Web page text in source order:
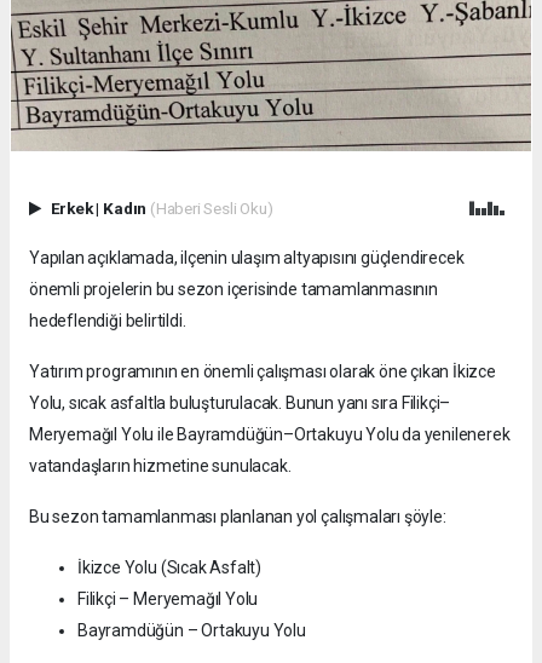
Erkek| Kadın (Haberi Sesli Oku)
Yapılan açıklamada, ilçenin ulaşım altyapısını güçlendirecek
önemli projelerin bu sezon içerisinde tamamlanmasının
hedeflendiği belirtildi.
Yatırım programının en önemli çalışması olarak öne çıkan İkizce
Yolu, sıcak asfaltla buluşturulacak. Bunun yanı sıra Filikçi–
Meryemağıl Yolu ile Bayramdüğün–Ortakuyu Yolu da yenilenerek
vatandaşların hizmetine sunulacak.
Bu sezon tamamlanması planlanan yol çalışmaları şöyle:
İkizce Yolu (Sıcak Asfalt)
Filikçi – Meryemağıl Yolu
Bayramdüğün – Ortakuyu Yolu